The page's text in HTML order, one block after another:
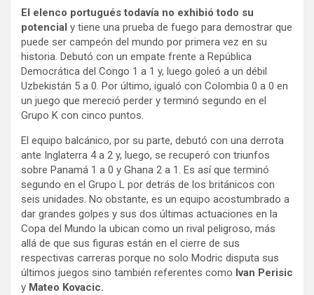
El elenco portugués todavía no exhibió todo su
potencial y tiene una prueba de fuego para demostrar que
puede ser campeón del mundo por primera vez en su
historia. Debutó con un empate frente a República
Democrática del Congo 1 a 1 y, luego goleó a un débil
Uzbekistán 5 a 0. Por último, igualó con Colombia 0 a 0 en
un juego que mereció perder y terminó segundo en el
Grupo K con cinco puntos.
El equipo balcánico, por su parte, debutó con una derrota
ante Inglaterra 4 a 2 y, luego, se recuperó con triunfos
sobre Panamá 1 a 0 y Ghana 2 a 1. Es así que terminó
segundo en el Grupo L por detrás de los británicos con
seis unidades. No obstante, es un equipo acostumbrado a
dar grandes golpes y sus dos últimas actuaciones en la
Copa del Mundo la ubican como un rival peligroso, más
allá de que sus figuras están en el cierre de sus
respectivas carreras porque no solo Modric disputa sus
últimos juegos sino también referentes como Ivan Perisic
y Mateo Kovacic.